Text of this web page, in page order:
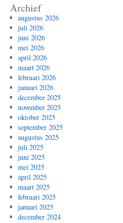
Archief
augustus 2026
juli 2026
juni 2026
mei 2026
april 2026
maart 2026
februari 2026
januari 2026
december 2025
november 2025
oktober 2025
september 2025
augustus 2025
juli 2025
juni 2025
mei 2025
april 2025
maart 2025
februari 2025
januari 2025
december 2024